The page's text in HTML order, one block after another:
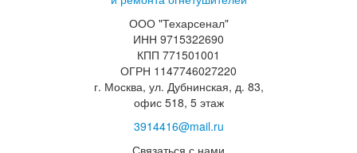
ООО "Техарсенал"
ИНН 9715322690
КПП 771501001
ОГРН 1147746027220
г. Москва, ул. Дубнинская, д. 83,
офис 518, 5 этаж
3914416@mail.ru